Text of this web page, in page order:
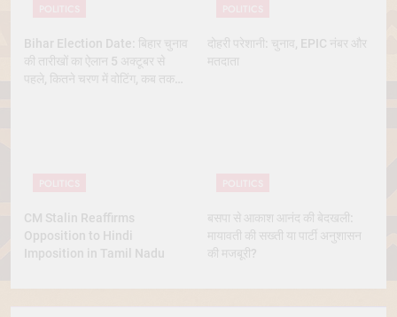
Bihar Election Date: बिहार चुनाव
की तारीखों का ऐलान 5 अक्टूबर से
पहले, कितने चरण में वोटिंग, कब तक
दोहरी परेशानी: चुनाव, EPIC नंबर और
मतदाता
CM Stalin Reaffirms
Opposition to Hindi
Imposition in Tamil Nadu
बसपा से आकाश आनंद की बेदखली:
मायावती की सख्ती या पार्टी अनुशासन
की मजबूरी?